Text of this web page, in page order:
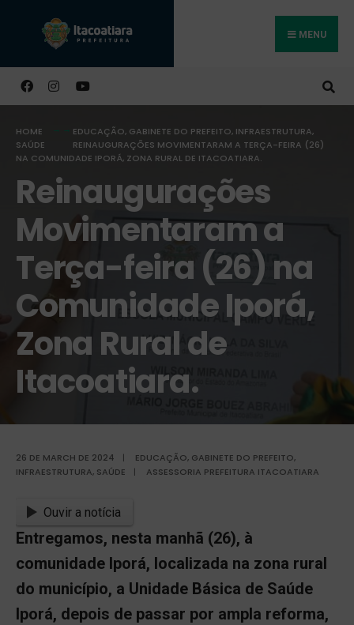
MENU
HOME EDUCAÇÃO, GABINETE DO PREFEITO, INFRAESTRUTURA,
SAÚDE
REINAUGURAÇÕES MOVIMENTARAM A TERÇA-FEIRA (26)
NA COMUNIDADE IPORÁ, ZONA RURAL DE ITACOATIARA.
Reinaugurações
Movimentaram a
Terça-feira (26) na
Comunidade Iporá,
Zona Rural de
Itacoatiara.
26 DE MARCH DE 2024 | EDUCAÇÃO, GABINETE DO PREFEITO,
INFRAESTRUTURA, SAÚDE | ASSESSORIA PREFEITURA ITACOATIARA
Ouvir a notícia
Entregamos, nesta manhã (26), à
comunidade Iporá, localizada na zona rural
do município, a Unidade Básica de Saúde
Iporá, depois de passar por ampla reforma,
Buscar